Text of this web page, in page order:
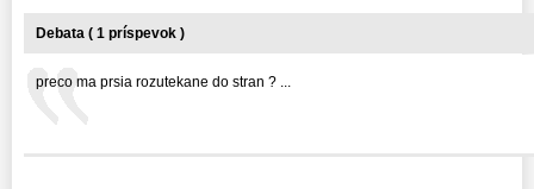
Debata ( 1 príspevok )
preco ma prsia rozutekane do stran ? ...